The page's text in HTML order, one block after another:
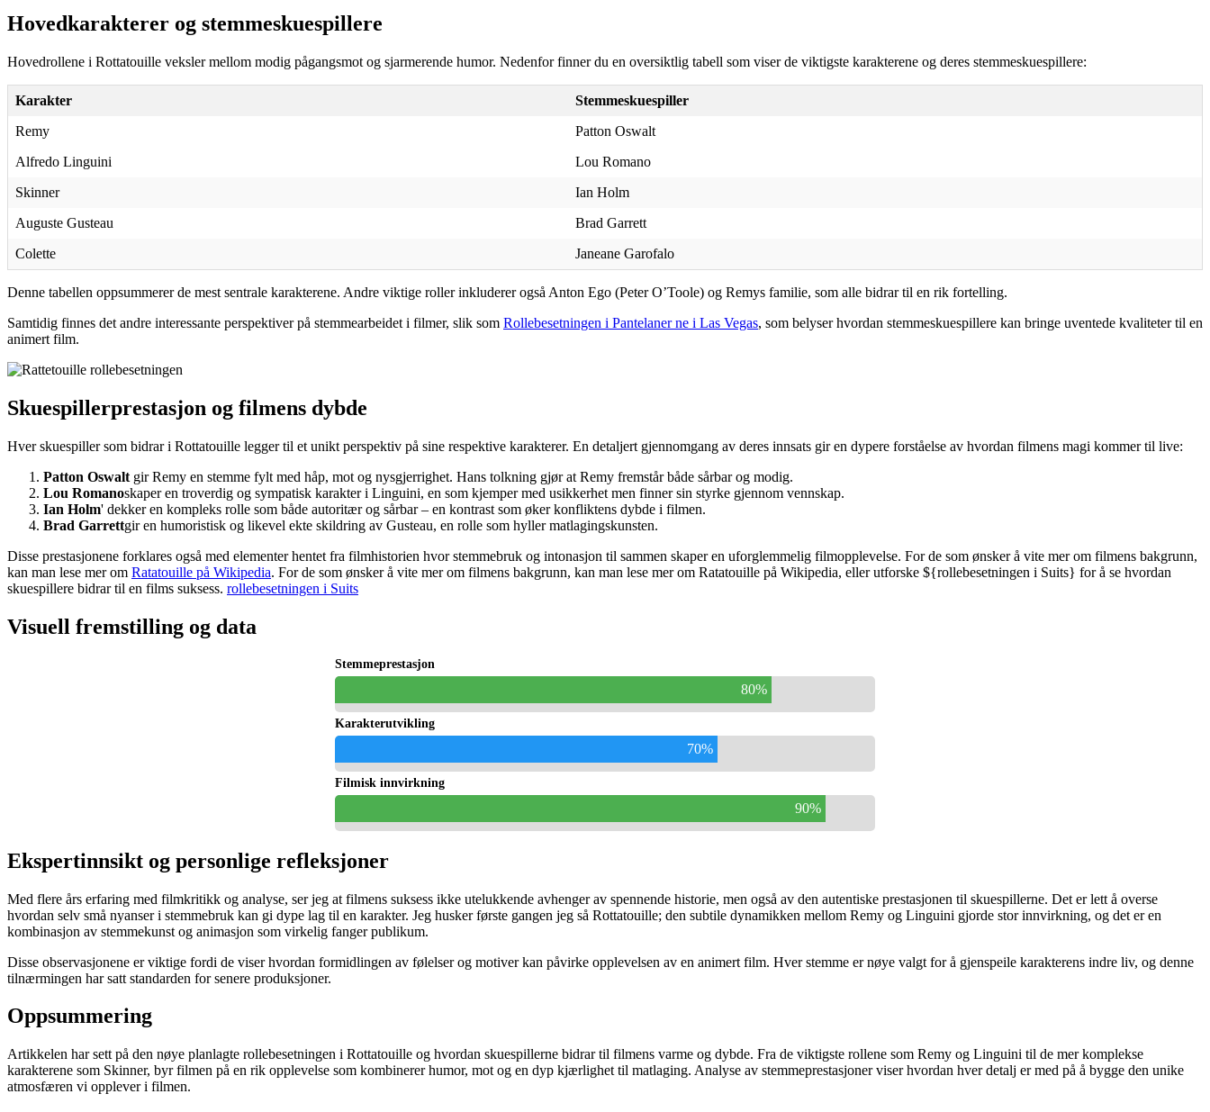
Hovedkarakterer og stemmeskuespillere
Hovedrollene i Rottatouille veksler mellom modig pågangsmot og sjarmerende humor. Nedenfor finner du en oversiktlig tabell som viser de viktigste karakterene og deres stemmeskuespillere:
Karakter
Stemmeskuespiller
Remy
Patton Oswalt
Alfredo Linguini
Lou Romano
Skinner
Ian Holm
Auguste Gusteau
Brad Garrett
Colette
Janeane Garofalo
Denne tabellen oppsummerer de mest sentrale karakterene. Andre viktige roller inkluderer også Anton Ego (Peter O’Toole) og Remys familie, som alle bidrar til en rik fortelling.
Samtidig finnes det andre interessante perspektiver på stemmearbeidet i filmer, slik som Rollebesetningen i Pantelaner ne i Las Vegas, som belyser hvordan stemmeskuespillere kan bringe uventede kvaliteter til en
animert film.
Skuespillerprestasjon og filmens dybde
Hver skuespiller som bidrar i Rottatouille legger til et unikt perspektiv på sine respektive karakterer. En detaljert gjennomgang av deres innsats gir en dypere forståelse av hvordan filmens magi kommer til live:
Patton Oswalt gir Remy en stemme fylt med håp, mot og nysgjerrighet. Hans tolkning gjør at Remy fremstår både sårbar og modig.
Lou Romanoskaper en troverdig og sympatisk karakter i Linguini, en som kjemper med usikkerhet men finner sin styrke gjennom vennskap.
Ian Holm' dekker en kompleks rolle som både autoritær og sårbar – en kontrast som øker konfliktens dybde i filmen.
Brad Garrettgir en humoristisk og likevel ekte skildring av Gusteau, en rolle som hyller matlagingskunsten.
Disse prestasjonene forklares også med elementer hentet fra filmhistorien hvor stemmebruk og intonasjon til sammen skaper en uforglemmelig filmopplevelse. For de som ønsker å vite mer om filmens bakgrunn,
kan man lese mer om Ratatouille på Wikipedia. For de som ønsker å vite mer om filmens bakgrunn, kan man lese mer om Ratatouille på Wikipedia, eller utforske ${rollebesetningen i Suits} for å se hvordan
skuespillere bidrar til en films suksess. rollebesetningen i Suits
Visuell fremstilling og data
Stemmeprestasjon
80%
Karakterutvikling
70%
Filmisk innvirkning
90%
Ekspertinnsikt og personlige refleksjoner
Med flere års erfaring med filmkritikk og analyse, ser jeg at filmens suksess ikke utelukkende avhenger av spennende historie, men også av den autentiske prestasjonen til skuespillerne. Det er lett å overse
hvordan selv små nyanser i stemmebruk kan gi dype lag til en karakter. Jeg husker første gangen jeg så Rottatouille; den subtile dynamikken mellom Remy og Linguini gjorde stor innvirkning, og det er en
kombinasjon av stemmekunst og animasjon som virkelig fanger publikum.
Disse observasjonene er viktige fordi de viser hvordan formidlingen av følelser og motiver kan påvirke opplevelsen av en animert film. Hver stemme er nøye valgt for å gjenspeile karakterens indre liv, og denne
tilnærmingen har satt standarden for senere produksjoner.
Oppsummering
Artikkelen har sett på den nøye planlagte rollebesetningen i Rottatouille og hvordan skuespillerne bidrar til filmens varme og dybde. Fra de viktigste rollene som Remy og Linguini til de mer komplekse
karakterene som Skinner, byr filmen på en rik opplevelse som kombinerer humor, mot og en dyp kjærlighet til matlaging. Analyse av stemmeprestasjoner viser hvordan hver detalj er med på å bygge den unike
atmosfæren vi opplever i filmen.